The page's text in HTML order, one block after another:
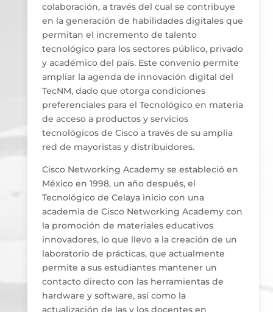
colaboración, a través del cual se contribuye
en la generación de habilidades digitales que
permitan el incremento de talento
tecnológico para los sectores público, privado
y académico del país. Este convenio permite
ampliar la agenda de innovación digital del
TecNM, dado que otorga condiciones
preferenciales para el Tecnológico en materia
de acceso a productos y servicios
tecnológicos de Cisco a través de su amplia
red de mayoristas y distribuidores.
Cisco Networking Academy se estableció en
México en 1998, un año después, el
Tecnológico de Celaya inicio con una
academia de Cisco Networking Academy con
la promoción de materiales educativos
innovadores, lo que llevo a la creación de un
laboratorio de prácticas, que actualmente
permite a sus estudiantes mantener un
contacto directo con las herramientas de
hardware y software, así como la
actualización de las y los docentes en